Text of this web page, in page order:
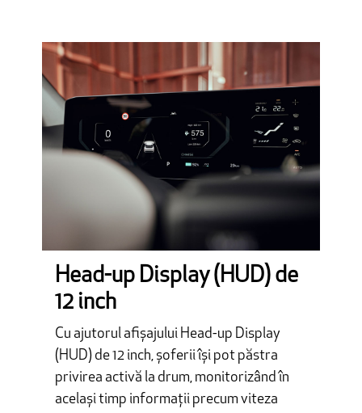
Head-up Display (HUD) de
12 inch
Cu ajutorul afișajului Head-up Display
(HUD) de 12 inch, șoferii își pot păstra
privirea activă la drum, monitorizând în
același timp informații precum viteza